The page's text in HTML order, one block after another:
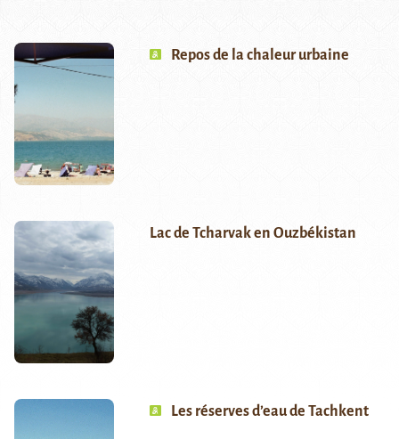
Repos de la chaleur urbaine
Lac de Tcharvak en Ouzbékistan
Les réserves d’eau de Tachkent